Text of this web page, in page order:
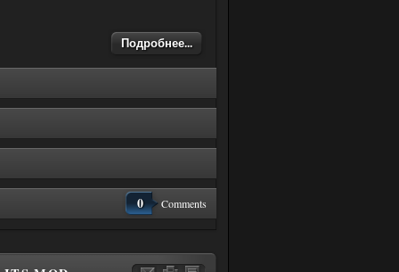
Подробнее...
0 Comments